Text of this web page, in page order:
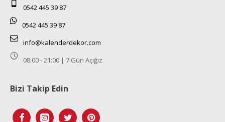
0542 445 39 87
0542 445 39 87
info@kalenderdekor.com
08:00 - 21:00 | 7 Gün Açığız
Bizi Takip Edin